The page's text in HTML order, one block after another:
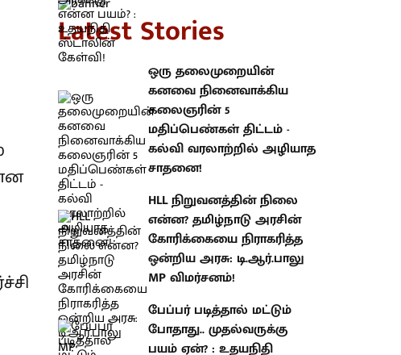
மதிப்பெண்கள் திட்டம் - கல்வி
வரலாற்றில் அழியாத சாதனை!
HLL நிறுவனத்தின் நிலை என்ன?
தமிழ்நாடு அரசின் கோரிக்கையை
நிராகரித்த ஒன்றிய அரசு:
டி.ஆர்.பாலு MP விமர்சனம்!
பேப்பர் படித்தால் மட்டும் போதாது..
முதல்வருக்கு பயம் ஏன்? : உதயநிதி
ஸ்டாலினின் அனல் பேச்சு! (முழு
உரை)
மேகதாது அணை - அனைத்துக்
கட்சி கூட்டத்தை கூட்ட த.வெ.க
அரசுக்கு என்ன பயம்? : உதயநிதி
ஸ்டாலின் கேள்வி!